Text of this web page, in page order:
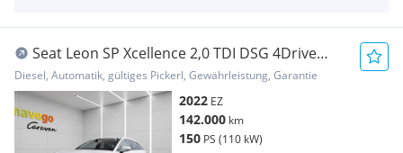
Seat Leon SP Xcellence 2,0 TDI DSG 4Drive
**LED*NAVI...
Diesel, Automatik, gültiges Pickerl, Gewährleistung, Garantie
2022 EZ
142.000 km
150 PS (110 kW)